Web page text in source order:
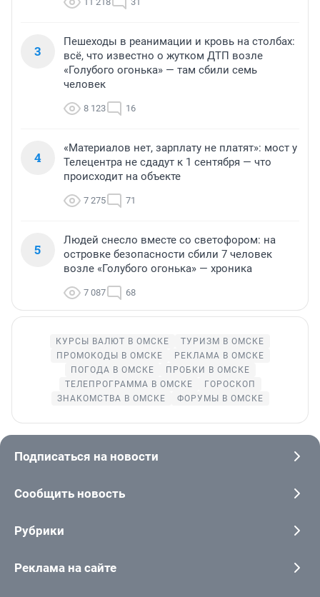
3
Пешеходы в реанимации и кровь на столбах:
всё, что известно о жутком ДТП возле
«Голубого огонька» — там сбили семь
человек
8 123 16
4
«Материалов нет, зарплату не платят»: мост у
Телецентра не сдадут к 1 сентября — что
происходит на объекте
7 275 71
5
Людей снесло вместе со светофором: на
островке безопасности сбили 7 человек
возле «Голубого огонька» — хроника
7 087 68
КУРСЫ ВАЛЮТ В ОМСКЕ
ТУРИЗМ В ОМСКЕ
ПРОМОКОДЫ В ОМСКЕ
РЕКЛАМА В ОМСКЕ
ПОГОДА В ОМСКЕ
ПРОБКИ В ОМСКЕ
ТЕЛЕПРОГРАММА В ОМСКЕ
ГОРОСКОП
ЗНАКОМСТВА В ОМСКЕ
ФОРУМЫ В ОМСКЕ
Подписаться на новости
Сообщить новость
Рубрики
Реклама на сайте